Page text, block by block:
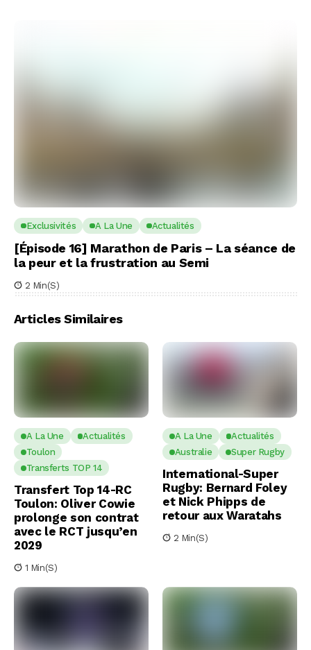
Exclusivités A La Une Actualités
[Épisode 16] Marathon de Paris – La séance de
la peur et la frustration au Semi
2 Min(s)
Articles Similaires
A La Une
Actualités
Toulon
Transferts TOP 14
Transfert Top 14-RC
Toulon: Oliver Cowie
prolonge son contrat
avec le RCT jusqu’en
2029
1 Min(s)
A La Une
Actualités
Australie
Super Rugby
International-Super
Rugby: Bernard Foley
et Nick Phipps de
retour aux Waratahs
2 Min(s)